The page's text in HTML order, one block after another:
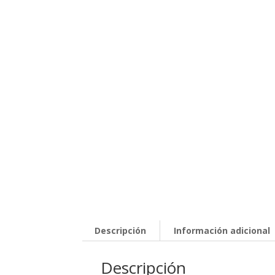
Descripción Información adicional
Descripción